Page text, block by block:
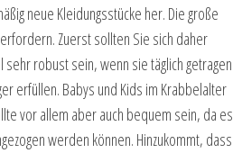
neue Kleidungsstücke her. Die große
Zuerst sollten Sie sich daher
robust sein, wenn sie täglich getragen
erfüllen. Babys und Kids im Krabbelalter
vor allem aber auch bequem sein, da es
werden können. Hinzukommt, dass